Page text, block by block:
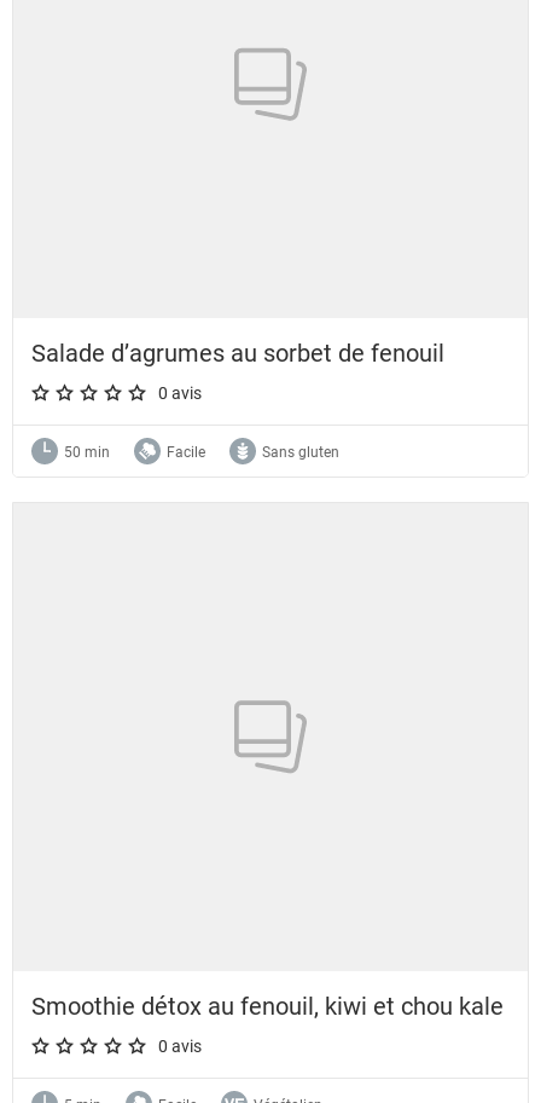
Salade d’agrumes au sorbet de fenouil
A star rating of 0 out of 5.
0 avis
50 min Facile Sans gluten
Smoothie détox au fenouil, kiwi et chou kale
A star rating of 0 out of 5.
0 avis